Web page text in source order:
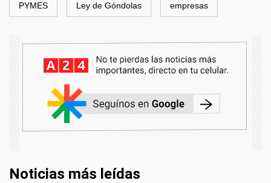
PYMES Ley de Góndolas empresas
Noticias más leídas